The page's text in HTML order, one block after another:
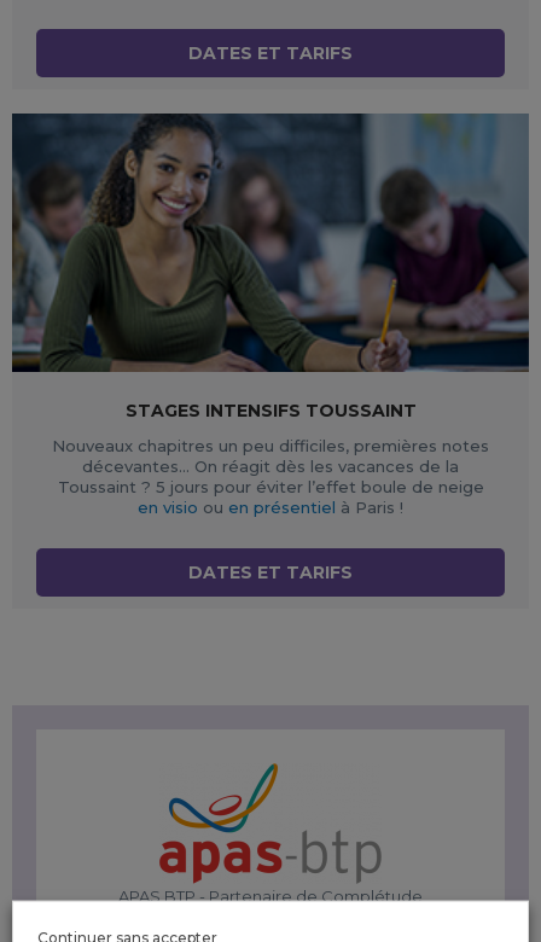
DATES ET TARIFS
STAGES INTENSIFS TOUSSAINT
Nouveaux chapitres un peu difficiles, premières notes
décevantes… On réagit dès les vacances de la
Toussaint ? 5 jours pour éviter l’effet boule de neige
en visio ou en présentiel à Paris !
DATES ET TARIFS
APAS BTP - Partenaire de Complétude
Continuer sans accepter